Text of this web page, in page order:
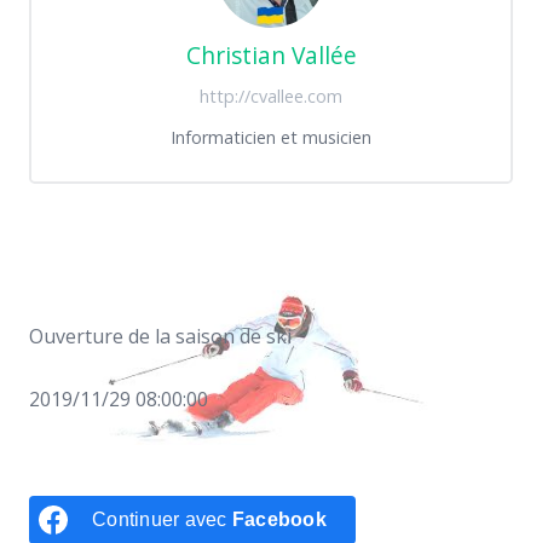
Christian Vallée
http://cvallee.com
Informaticien et musicien
Ouverture de la saison de ski
2019/11/29 08:00:00
Continuer avec Facebook